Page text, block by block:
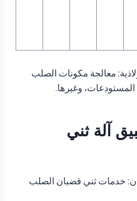
معالجة مكونات الصلب
المستودعات، وغيرها.
آلة ثني
خدمات ثني قضبان الصلب